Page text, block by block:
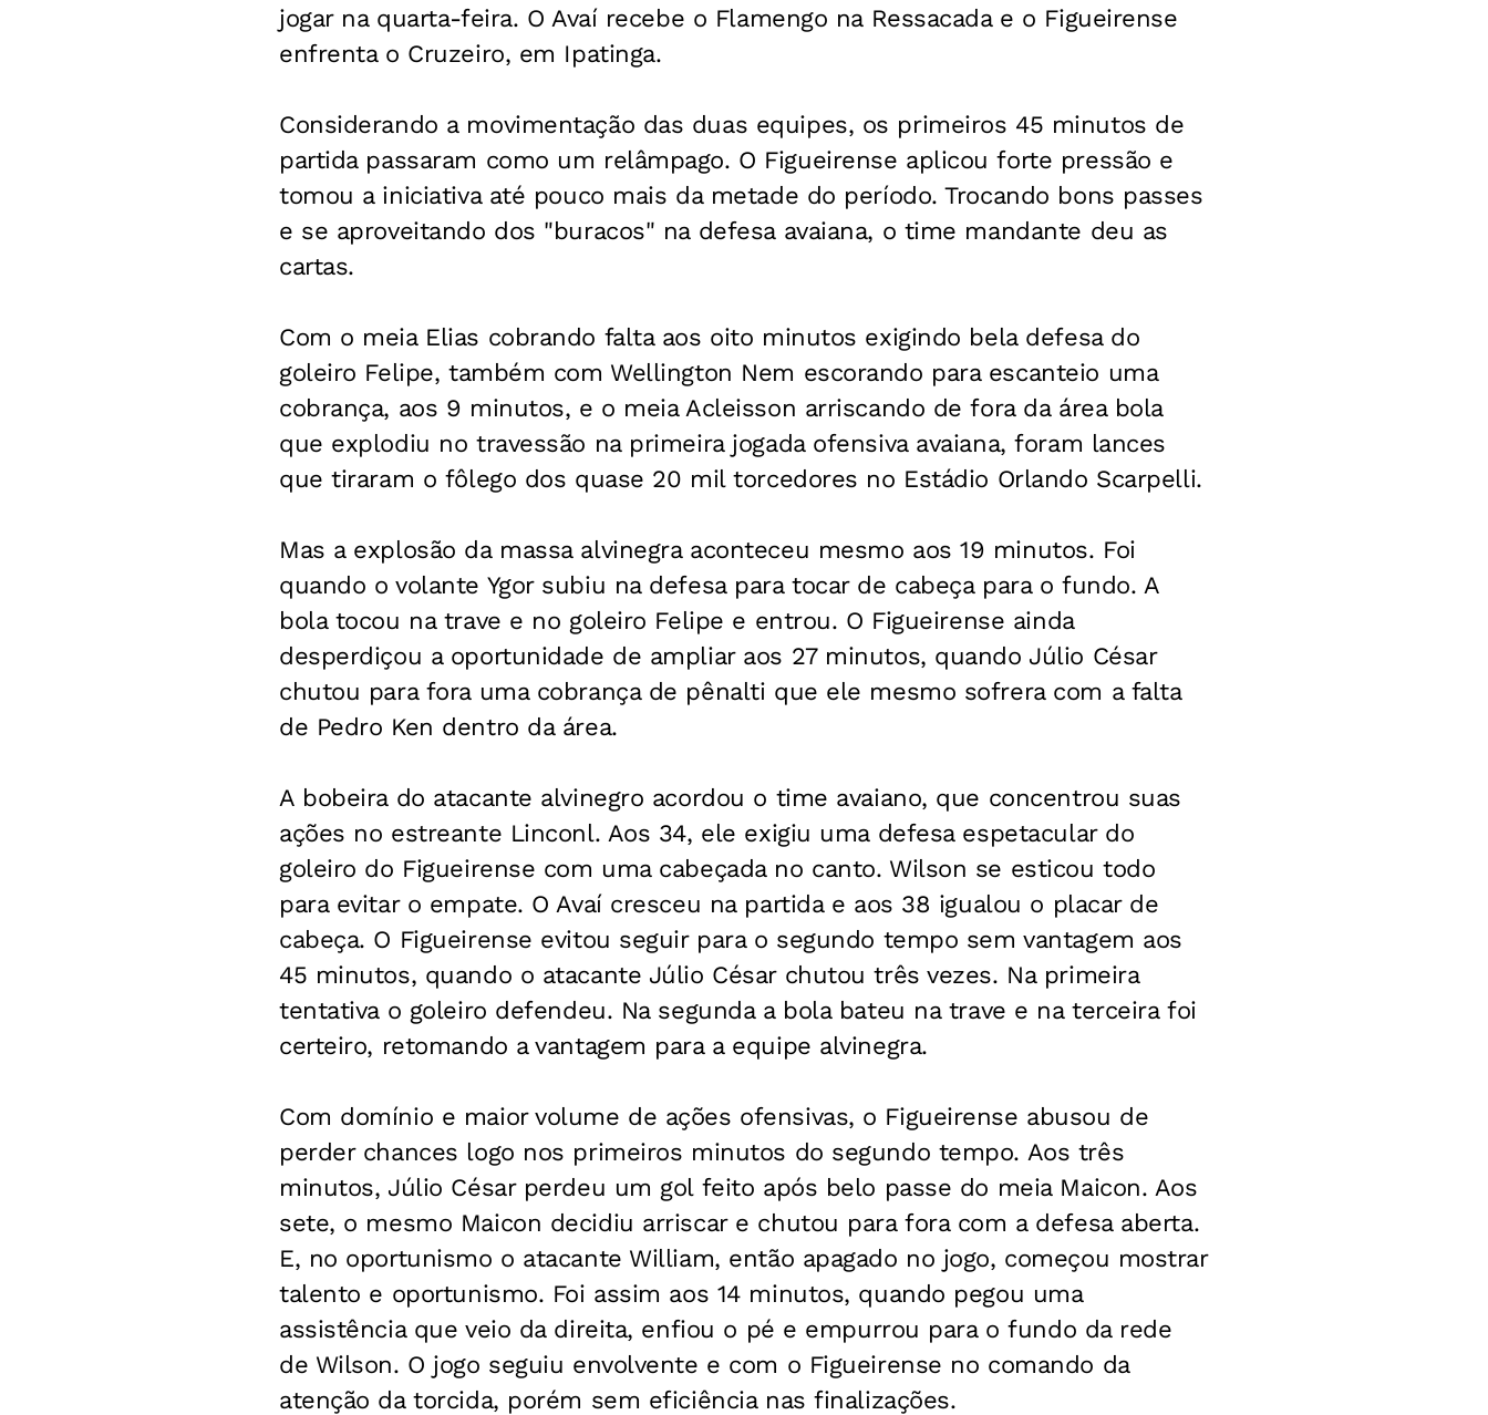
jogar na quarta-feira. O Avaí recebe o Flamengo na Ressacada e o Figueirense
enfrenta o Cruzeiro, em Ipatinga.
Considerando a movimentação das duas equipes, os primeiros 45 minutos de
partida passaram como um relâmpago. O Figueirense aplicou forte pressão e
tomou a iniciativa até pouco mais da metade do período. Trocando bons passes
e se aproveitando dos "buracos" na defesa avaiana, o time mandante deu as
cartas.
Com o meia Elias cobrando falta aos oito minutos exigindo bela defesa do
goleiro Felipe, também com Wellington Nem escorando para escanteio uma
cobrança, aos 9 minutos, e o meia Acleisson arriscando de fora da área bola
que explodiu no travessão na primeira jogada ofensiva avaiana, foram lances
que tiraram o fôlego dos quase 20 mil torcedores no Estádio Orlando Scarpelli.
Mas a explosão da massa alvinegra aconteceu mesmo aos 19 minutos. Foi
quando o volante Ygor subiu na defesa para tocar de cabeça para o fundo. A
bola tocou na trave e no goleiro Felipe e entrou. O Figueirense ainda
desperdiçou a oportunidade de ampliar aos 27 minutos, quando Júlio César
chutou para fora uma cobrança de pênalti que ele mesmo sofrera com a falta
de Pedro Ken dentro da área.
A bobeira do atacante alvinegro acordou o time avaiano, que concentrou suas
ações no estreante Linconl. Aos 34, ele exigiu uma defesa espetacular do
goleiro do Figueirense com uma cabeçada no canto. Wilson se esticou todo
para evitar o empate. O Avaí cresceu na partida e aos 38 igualou o placar de
cabeça. O Figueirense evitou seguir para o segundo tempo sem vantagem aos
45 minutos, quando o atacante Júlio César chutou três vezes. Na primeira
tentativa o goleiro defendeu. Na segunda a bola bateu na trave e na terceira foi
certeiro, retomando a vantagem para a equipe alvinegra.
Com domínio e maior volume de ações ofensivas, o Figueirense abusou de
perder chances logo nos primeiros minutos do segundo tempo. Aos três
minutos, Júlio César perdeu um gol feito após belo passe do meia Maicon. Aos
sete, o mesmo Maicon decidiu arriscar e chutou para fora com a defesa aberta.
E, no oportunismo o atacante William, então apagado no jogo, começou mostrar
talento e oportunismo. Foi assim aos 14 minutos, quando pegou uma
assistência que veio da direita, enfiou o pé e empurrou para o fundo da rede
de Wilson. O jogo seguiu envolvente e com o Figueirense no comando da
atenção da torcida, porém sem eficiência nas finalizações.